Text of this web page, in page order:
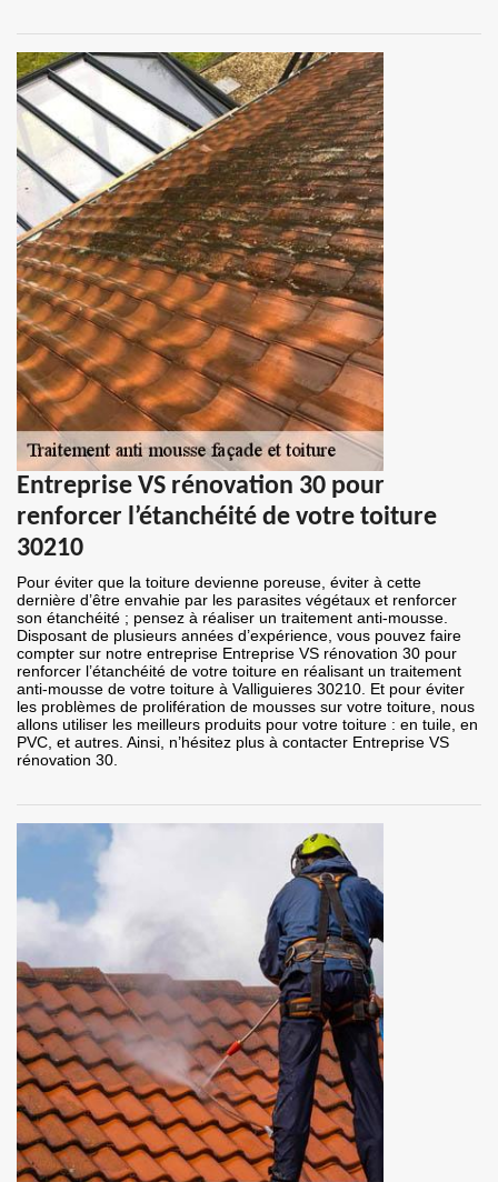
Entreprise VS rénovation 30 pour
renforcer l’étanchéité de votre toiture
30210
Pour éviter que la toiture devienne poreuse, éviter à cette
dernière d’être envahie par les parasites végétaux et renforcer
son étanchéité ; pensez à réaliser un traitement anti-mousse.
Disposant de plusieurs années d’expérience, vous pouvez faire
compter sur notre entreprise Entreprise VS rénovation 30 pour
renforcer l’étanchéité de votre toiture en réalisant un traitement
anti-mousse de votre toiture à Valliguieres 30210. Et pour éviter
les problèmes de prolifération de mousses sur votre toiture, nous
allons utiliser les meilleurs produits pour votre toiture : en tuile, en
PVC, et autres. Ainsi, n’hésitez plus à contacter Entreprise VS
rénovation 30.